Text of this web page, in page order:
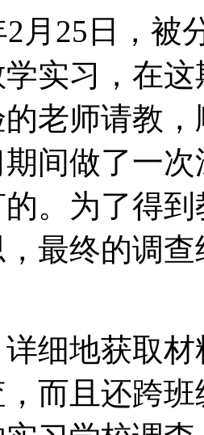
月25日，被
学实习，在
老师请教
间做了一
。为了得
最终的调
细地获取
而且还跨